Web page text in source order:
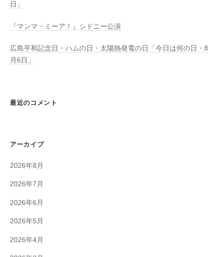
日」
『マンマ・ミーア！』シドニー公演
広島平和記念日・ハムの日・太陽熱発電の日「今日は何の日・8
月6日」
最近のコメント
アーカイブ
2026年8月
2026年7月
2026年6月
2026年5月
2026年4月